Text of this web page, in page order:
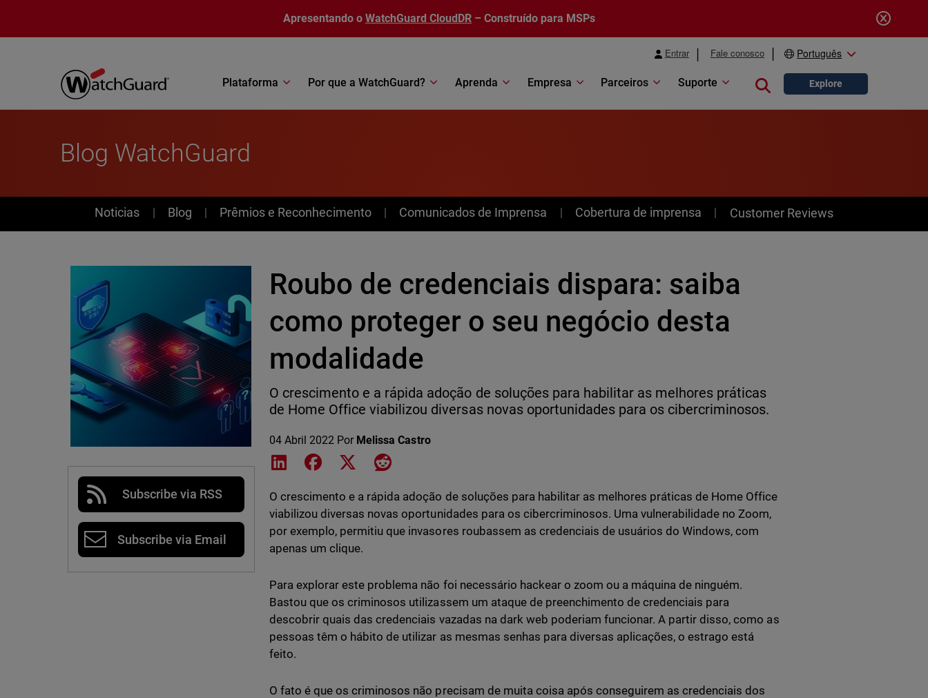
Apresentando o WatchGuard CloudDR – Construído para MSPs
Entrar Fale conosco Português
Plataforma Por que a WatchGuard? Aprenda Empresa Parceiros Suporte Close search
Explore
Blog WatchGuard
News
Noticias Blog Prêmios e Reconhecimento Comunicados de Imprensa Cobertura de imprensa Customer Reviews
Subscribe via RSS
Subscribe via Email
Roubo de credenciais dispara: saiba
como proteger o seu negócio desta
modalidade
O crescimento e a rápida adoção de soluções para habilitar as melhores práticas
de Home Office viabilizou diversas novas oportunidades para os cibercriminosos.
04 Abril 2022 Por Melissa Castro
Share on LinkedIn
Share on Facebook
Share on XShare on Reddit
O crescimento e a rápida adoção de soluções para habilitar as melhores práticas de Home Office
viabilizou diversas novas oportunidades para os cibercriminosos. Uma vulnerabilidade no Zoom,
por exemplo, permitiu que invasores roubassem as credenciais de usuários do Windows, com
apenas um clique.
Para explorar este problema não foi necessário hackear o zoom ou a máquina de ninguém.
Bastou que os criminosos utilizassem um ataque de preenchimento de credenciais para
descobrir quais das credenciais vazadas na dark web poderiam funcionar. A partir disso, como as
pessoas têm o hábito de utilizar as mesmas senhas para diversas aplicações, o estrago está
feito.
O fato é que os criminosos não precisam de muita coisa após conseguirem as credenciais dos